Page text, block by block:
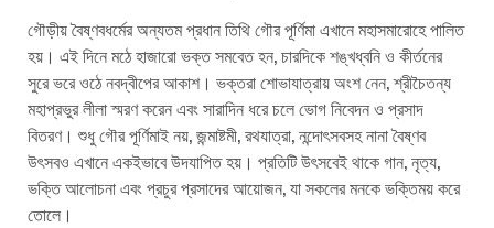
গৌড়ীয় বৈষ্ণবধর্মের অন্যতম প্রধান তিথি গৌর পূর্ণিমা এখানে মহাসমারোহে পালিত
হয়। এই দিনে মঠে হাজারো ভক্ত সমবেত হন, চারদিকে শঙ্খধ্বনি ও কীর্তনের
সুরে ভরে ওঠে নবদ্বীপের আকাশ। ভক্তরা শোভাযাত্রায় অংশ নেন, শ্রীচৈতন্য
মহাপ্রভুর লীলা স্মরণ করেন এবং সারাদিন ধরে চলে ভোগ নিবেদন ও প্রসাদ
বিতরণ। শুধু গৌর পূর্ণিমাই নয়, জন্মাষ্টমী, রথযাত্রা, নন্দোৎসবসহ নানা বৈষ্ণব
উৎসবও এখানে একইভাবে উদযাপিত হয়। প্রতিটি উৎসবেই থাকে গান, নৃত্য,
ভক্তি আলোচনা এবং প্রচুর প্রসাদের আয়োজন, যা সকলের মনকে ভক্তিময় করে
তোলে।